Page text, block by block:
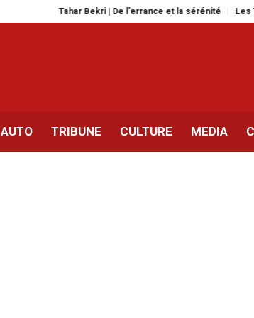
Tahar Bekri | De l’errance et la sérénité Les
AUTO TRIBUNE CULTURE MEDIA